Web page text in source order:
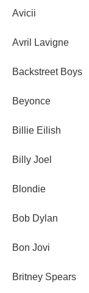
Avicii
Avril Lavigne
Backstreet Boys
Beyonce
Billie Eilish
Billy Joel
Blondie
Bob Dylan
Bon Jovi
Britney Spears